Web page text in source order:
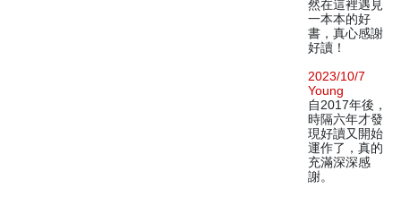
然在這裡遇見
一本本的好
書，真心感謝
好讀！
2023/10/7
Young
自2017年後，
時隔六年才發
現好讀又開始
運作了，真的
充滿深深感
謝。